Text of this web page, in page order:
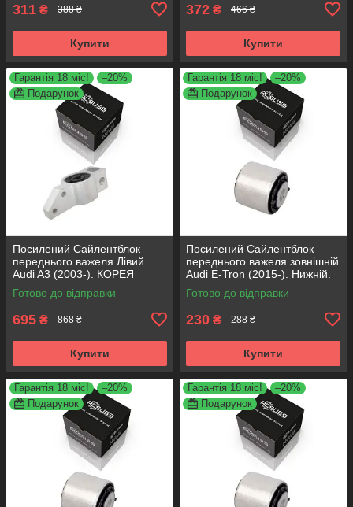
311 ₴ 388 ₴
Купити
372 ₴ 466 ₴
Купити
Гарантія 18 міс!
–20%
Подарунок
Посилений Сайлентблок
переднього важеля Лівий
Audi A3 (2003-). КОРЕЯ
Acsuss! 34762 , JBU691 ,
VKDS331004
Готово до відправки
695 ₴ 868 ₴
Купити
Гарантія 18 міс!
–20%
Подарунок
Посилений Сайлентблок
переднього важеля зовнішній
Audi E-Tron (2015-). Нижній.
КОРЕЯ Acsuss! FE175192 ,
VKDS331087
Готово до відправки
230 ₴ 288 ₴
Купити
Гарантія 18 міс!
–20%
Подарунок
Гарантія 18 міс!
–20%
Подарунок